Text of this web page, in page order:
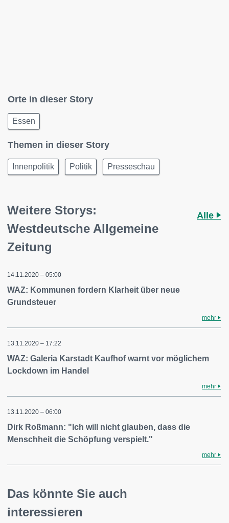
Orte in dieser Story
Essen
Themen in dieser Story
Innenpolitik Politik Presseschau
Weitere Storys:
Westdeutsche Allgemeine
Zeitung
Alle
14.11.2020 – 05:00
WAZ: Kommunen fordern Klarheit über neue
Grundsteuer
mehr
13.11.2020 – 17:22
WAZ: Galeria Karstadt Kaufhof warnt vor möglichem
Lockdown im Handel
mehr
13.11.2020 – 06:00
Dirk Roßmann: "Ich will nicht glauben, dass die
Menschheit die Schöpfung verspielt."
mehr
Das könnte Sie auch
interessieren